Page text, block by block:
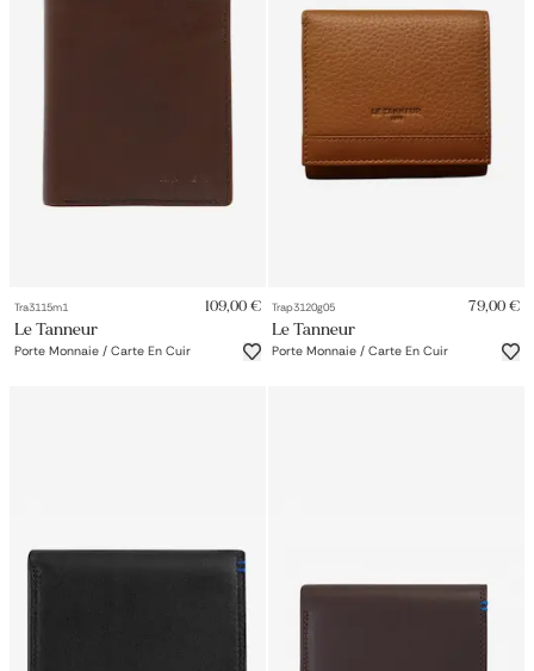
Tra3115m1 109,00 €
Le Tanneur
Porte Monnaie / Carte En Cuir
Trap3120g05 79,00 €
Le Tanneur
Porte Monnaie / Carte En Cuir